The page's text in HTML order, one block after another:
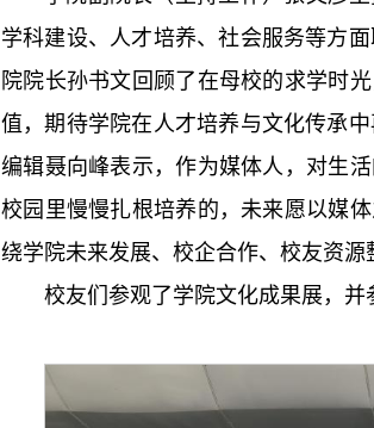
学科建设、人才培养、社会服务等方
院院长孙书文回顾了在母校的求学时
值，期待学院在人才培养与文化传承
编辑聂向峰表示，作为媒体人，对生
校园里慢慢扎根培养的，未来愿以媒
绕学院未来发展、校企合作、校友资源
校友们参观了学院文化成果展，并